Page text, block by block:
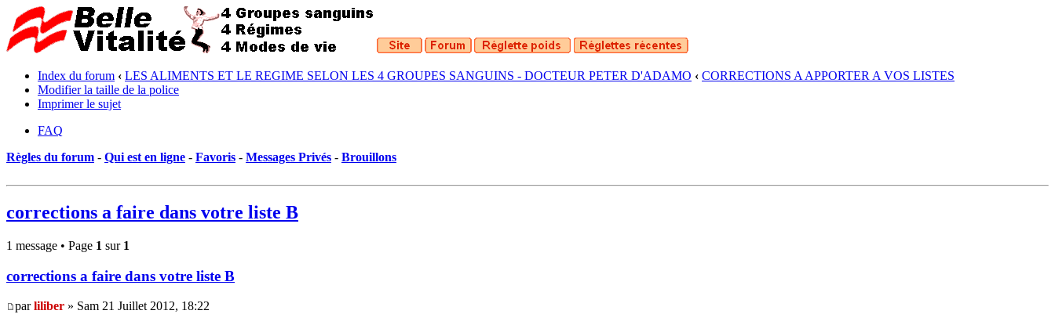
Index du forum ‹ LES ALIMENTS ET LE REGIME SELON LES 4 GROUPES SANGUINS - DOCTEUR PETER D'ADAMO ‹ CORRECTIONS A APPORTER A VOS LISTES
Modifier la taille de la police
Imprimer le sujet
FAQ
Règles du forum - Qui est en ligne - Favoris - Messages Privés - Brouillons
corrections a faire dans votre liste B
1 message • Page 1 sur 1
corrections a faire dans votre liste B
parliliber » Sam 21 Juillet 2012, 18:22